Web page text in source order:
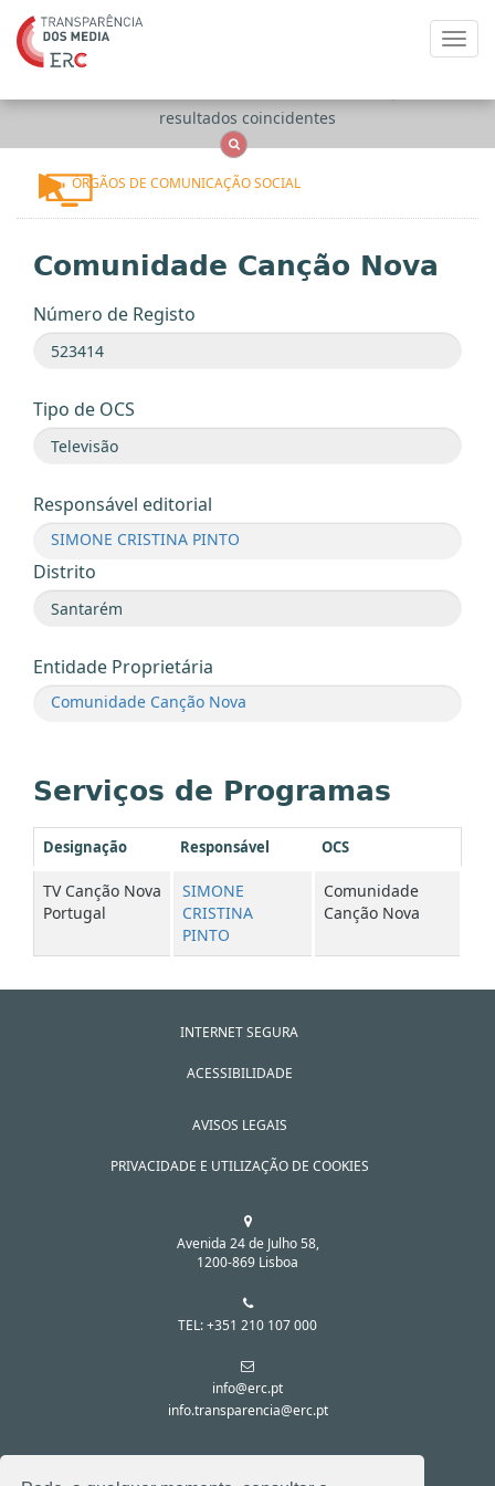
resultados coincidentes
ÓRGÃOS DE COMUNICAÇÃO SOCIAL
Comunidade Canção Nova
Número de Registo
Tipo de OCS
Responsável editorial
SIMONE CRISTINA PINTO
Distrito
Entidade Proprietária
Comunidade Canção Nova
Serviços de Programas
Designação Responsável OCS
TV Canção Nova
Portugal
SIMONE
CRISTINA
PINTO
Comunidade
Canção Nova
INTERNET SEGURA
ACESSIBILIDADE
AVISOS LEGAIS
PRIVACIDADE E UTILIZAÇÃO DE COOKIES
Avenida 24 de Julho 58,
1200-869 Lisboa
TEL: +351 210 107 000
info@erc.pt
info.transparencia@erc.pt